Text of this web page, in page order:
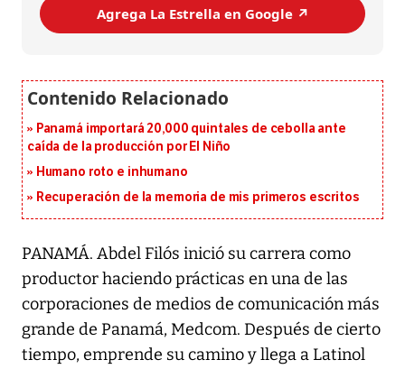
Agrega La Estrella en Google ↗️
Panamá importará 20,000 quintales de cebolla ante
caída de la producción por El Niño
Humano roto e inhumano
Recuperación de la memoria de mis primeros escritos
PANAMÁ. Abdel Filós inició su carrera como
productor haciendo prácticas en una de las
corporaciones de medios de comunicación más
grande de Panamá, Medcom. Después de cierto
tiempo, emprende su camino y llega a Latinol